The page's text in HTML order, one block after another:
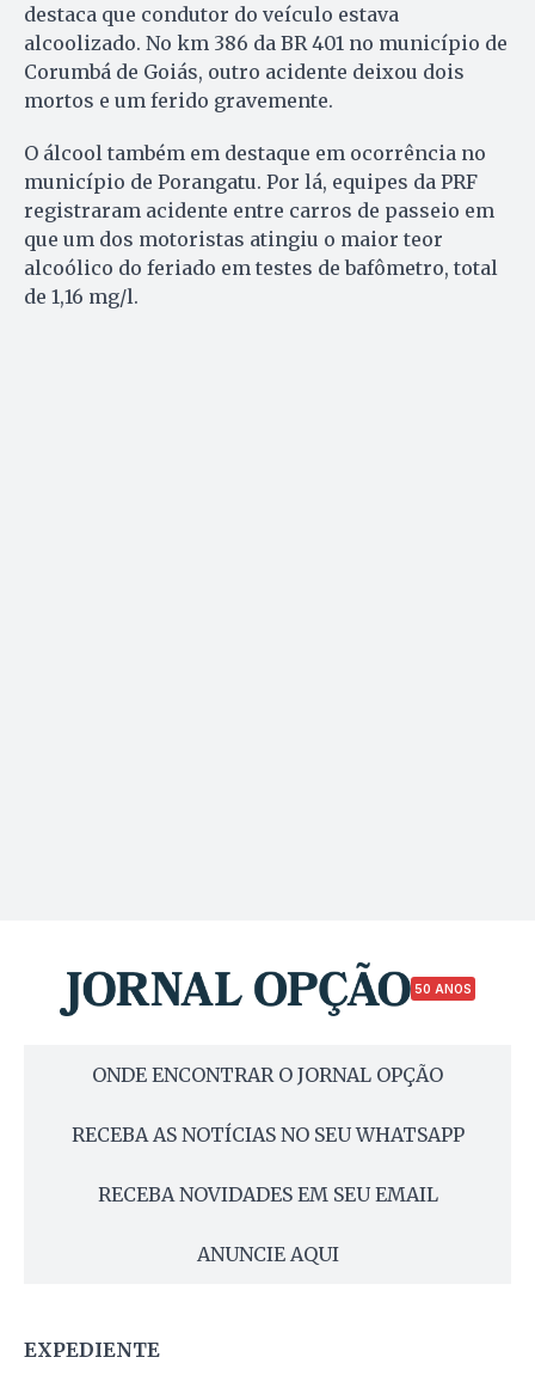
destaca que condutor do veículo estava
alcoolizado. No km 386 da BR 401 no município de
Corumbá de Goiás, outro acidente deixou dois
mortos e um ferido gravemente.
O álcool também em destaque em ocorrência no
município de Porangatu. Por lá, equipes da PRF
registraram acidente entre carros de passeio em
que um dos motoristas atingiu o maior teor
alcoólico do feriado em testes de bafômetro, total
de 1,16 mg/l.
50 ANOS
ONDE ENCONTRAR O JORNAL OPÇÃO
RECEBA AS NOTÍCIAS NO SEU WHATSAPP
RECEBA NOVIDADES EM SEU EMAIL
ANUNCIE AQUI
EXPEDIENTE